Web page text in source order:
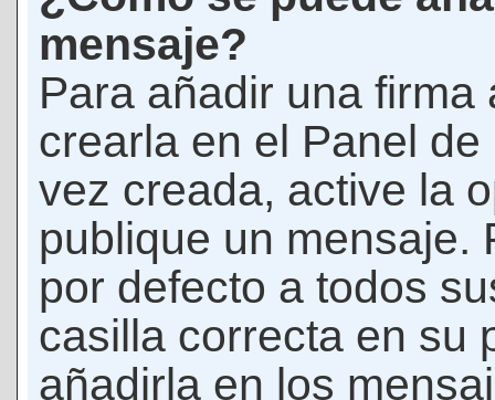
mensaje?
Para añadir una
crearla en el Panel
vez creada, active la
publique un mensaje.
por defecto a todos
casilla correcta en su
añadirla en los